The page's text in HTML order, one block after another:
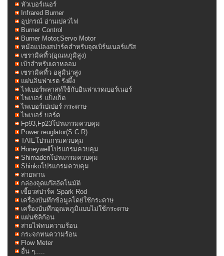
หัวเบอร์เนอร์
Infrared Burner
อุปกรณ์ อ่านเปลวไฟ
Burner Control
Burner Motor,Servo Motor
หม้อแปลงสปาร์คสำหรับจุดเบิร์นเนอร์แก๊ส
เซรามิคทิ้ว(อุณหภูมิสูง)
เบ้าสำหรับเตาหลอม
เซรามิคทิ้ว อลูมิน่าสูง
แผ่นอินฟาเรด รังผึ้ง
ไฟเบอร์พลาสท์ใช้กับอินฟาเรดเบอร์เนอร์
ไพเบอร์ แบ็งเก็ต
ไพเบอร์เปเปอร์ กระดาษ
ไพเบอร์ บอร์ด
Fp93,Fp23โปรแกรมควบคุม
Power reuglator(S.C.R)
TAIEโปรแกรมควบคุม
Honeywellโปรแกรมควบคุม
Shimadenโปรแกรมควบคุม
Shinkoโปรแกรมควบคุม
สายพาน
กล่องจุดแก๊สอัตโนมัติ
เขี้ยวสปาร์ค Spark Rod
เครื่องบันทึกข้อมูลโดย่ใช้กระดาษ
เครื่องบันทึกอุณหภูมิแบบไม่ใช้กระดาษ
แผ่นซิลิก้อน
สายไฟทนความร้อน
กระจกทนความร้อน
Flow Meter
อื่น ๆ.....